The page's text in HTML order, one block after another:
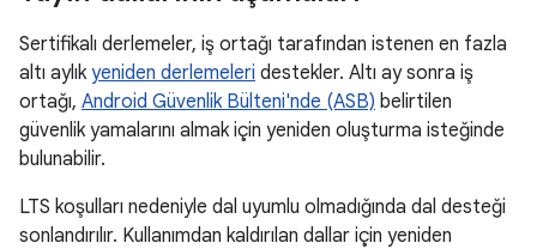
Sertifikalı derlemeler, iş ortağı tarafından istenen en fazla
altı aylık yeniden derlemeleri destekler. Altı ay sonra iş
ortağı, Android Güvenlik Bülteni'nde (ASB) belirtilen
güvenlik yamalarını almak için yeniden oluşturma isteğinde
bulunabilir.
LTS koşulları nedeniyle dal uyumlu olmadığında dal desteği
sonlandırılır. Kullanımdan kaldırılan dallar için yeniden